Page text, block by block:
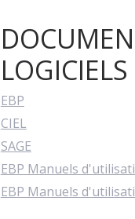
EBP
CIEL
SAGE
EBP Manuels
EBP Manuels